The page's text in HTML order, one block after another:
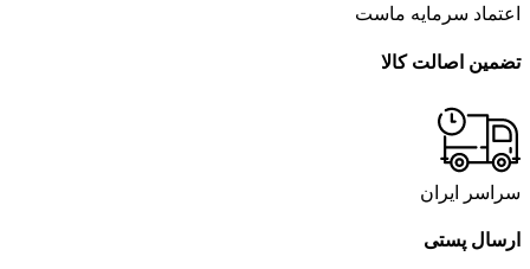
اعتماد سرمایه ماست
تضمین اصالت کالا
سراسر ایران
ارسال پستی